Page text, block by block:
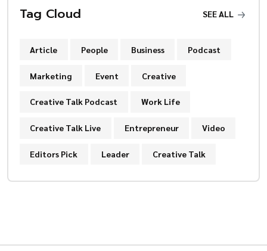
Tag Cloud SEE ALL
Article People Business Podcast
Marketing Event Creative
Creative Talk Podcast Work Life
Creative Talk Live Entrepreneur Video
Editors Pick Leader Creative Talk